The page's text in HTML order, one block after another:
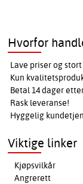
Hvorfor
Lave priser og
Kun
Betal 14 dager
Rask leveranse!
Hyggelig
Viktige linker
Kjøpsvilkår
Angrerett